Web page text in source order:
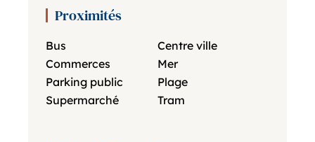
Proximités
Bus
Centre ville
Commerces
Mer
Parking public
Plage
Supermarché
Tram